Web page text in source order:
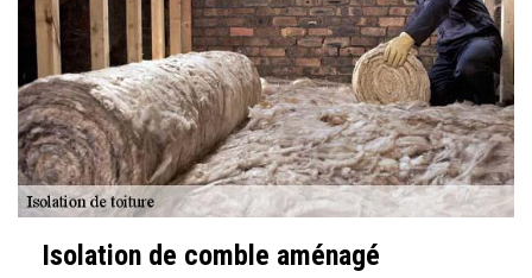
Isolation de comble aménagé